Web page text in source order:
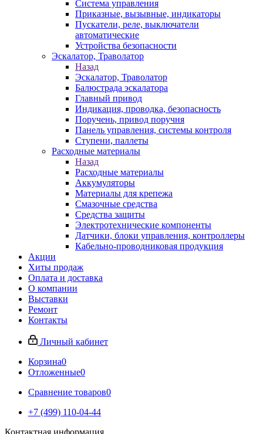
Система управления
Приказные, вызывные, индикаторы
Пускатели, реле, выключатели
автоматические
Устройства безопасности
Эскалатор, Траволатор
Назад
Эскалатор, Траволатор
Балюстрада эскалатора
Главный привод
Индикация, проводка, безопасность
Поручень, привод поручня
Панель управления, системы контроля
Ступени, паллеты
Расходные материалы
Назад
Расходные материалы
Аккумуляторы
Материалы для крепежа
Смазочные средства
Средства защиты
Электротехнические компоненты
Датчики, блоки управления, контроллеры
Кабельно-проводниковая продукция
Акции
Хиты продаж
Оплата и доставка
О компании
Выставки
Ремонт
Контакты
Личный кабинет
Корзина0
Отложенные0
Сравнение товаров0
+7 (499) 110-04-44
Контактная информация